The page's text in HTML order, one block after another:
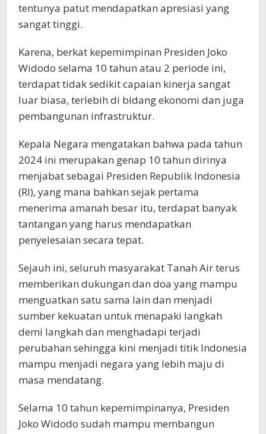
tentunya patut mendapatkan apresiasi yang
sangat tinggi.
Karena, berkat kepemimpinan Presiden Joko
Widodo selama 10 tahun atau 2 periode ini,
terdapat tidak sedikit capaian kinerja sangat
luar biasa, terlebih di bidang ekonomi dan juga
pembangunan infrastruktur.
Kepala Negara mengatakan bahwa pada tahun
2024 ini merupakan genap 10 tahun dirinya
menjabat sebagai Presiden Republik Indonesia
(RI), yang mana bahkan sejak pertama
menerima amanah besar itu, terdapat banyak
tantangan yang harus mendapatkan
penyelesaian secara tepat.
Sejauh ini, seluruh masyarakat Tanah Air terus
memberikan dukungan dan doa yang mampu
menguatkan satu sama lain dan menjadi
sumber kekuatan untuk menapaki langkah
demi langkah dan menghadapi terjadi
perubahan sehingga kini menjadi titik Indonesia
mampu menjadi negara yang lebih maju di
masa mendatang.
Selama 10 tahun kepemimpinanya, Presiden
Joko Widodo sudah mampu membangun